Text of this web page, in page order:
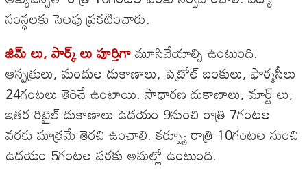
సంస్థలకు సెలవు ప్రకటించారు.
జిమ్ లు, పార్క్ లు పూర్తిగామూసివేయాల్సి ఉంటుంది.
ఆస్పత్రులు, మందుల దుకాణాలు, పెట్రోల్ బంకులు, ఫార్మసీలు
24గంటలు తెరిచే ఉంటాయి. సాధారణ దుకాణాలు, మార్ట్ లు,
ఇతర రిటైల్ దుకాణాలు ఉదయం 9నుంచి రాత్రి 7గంటల
వరకు మాత్రమే తెరచి ఉంచాలి. కర్ప్యూ రాత్రి 10గంటల నుంచి
ఉదయం 5గంటల వరకు అమల్లో ఉంటుంది.